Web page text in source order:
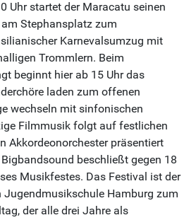
Uhr startet der Maracatu seinen
Stephansplatz zum
Karnevalsumzug mit
Trommlern. Beim
beginnt hier ab 15 Uhr das
laden zum offenen
wechseln mit sinfonischen
Filmmusik folgt auf festlichen
Akkordeonorchester präsentiert
beschließt gegen 18
Musikfestes. Das Festival ist der
Jugendmusikschule Hamburg zum
der alle drei Jahre als